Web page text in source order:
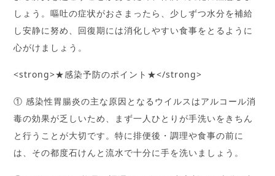
しょう。嘔吐の症状がおさまったら、少しずつ水分を補給
し安静に努め、回復期には消化しやすい食事をとるように
心がけましょう。
<strong>★感染予防のポイント★</strong>
① 感染性胃腸炎の主な原因となるウイルスはアルコール消
毒の効果が乏しいため、まず一人ひとりが手洗いをきちん
と行うことが大切です。特に排便後・調理や食事の前に
は、その都度石けんと流水で十分に手を洗いましょう。